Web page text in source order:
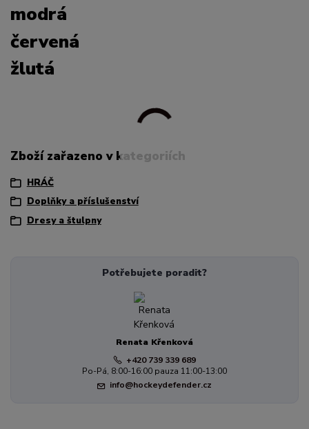
modrá
červená
žlutá
Zboží zařazeno v kategoriích
HRÁČ
Doplňky a příslušenství
Dresy a štulpny
Potřebujete poradit?
Renata Křenková
+420 739 339 689
Po-Pá, 8:00-16:00 pauza 11:00-13:00
info@hockeydefender.cz